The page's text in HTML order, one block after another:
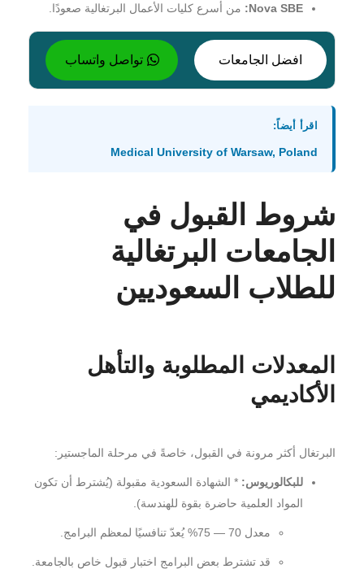
Nova SBE:
من أسرع كليات الأعمال البرتغالية صعودًا.
افضل الجامعات تواصل واتساب
اقرأ أيضاً:
Medical University of Warsaw, Poland
شروط القبول في
الجامعات البرتغالية
للطلاب السعوديين
المعدلات المطلوبة والتأهل
الأكاديمي
البرتغال أكثر مرونة في القبول، خاصةً في مرحلة الماجستير:
للبكالوريوس: * الشهادة السعودية مقبولة (يُشترط أن تكون
المواد العلمية حاضرة بقوة للهندسة).
معدل 70 — 75% يُعدّ تنافسيًا لمعظم البرامج.
قد تشترط بعض البرامج اختبار قبول خاص بالجامعة.